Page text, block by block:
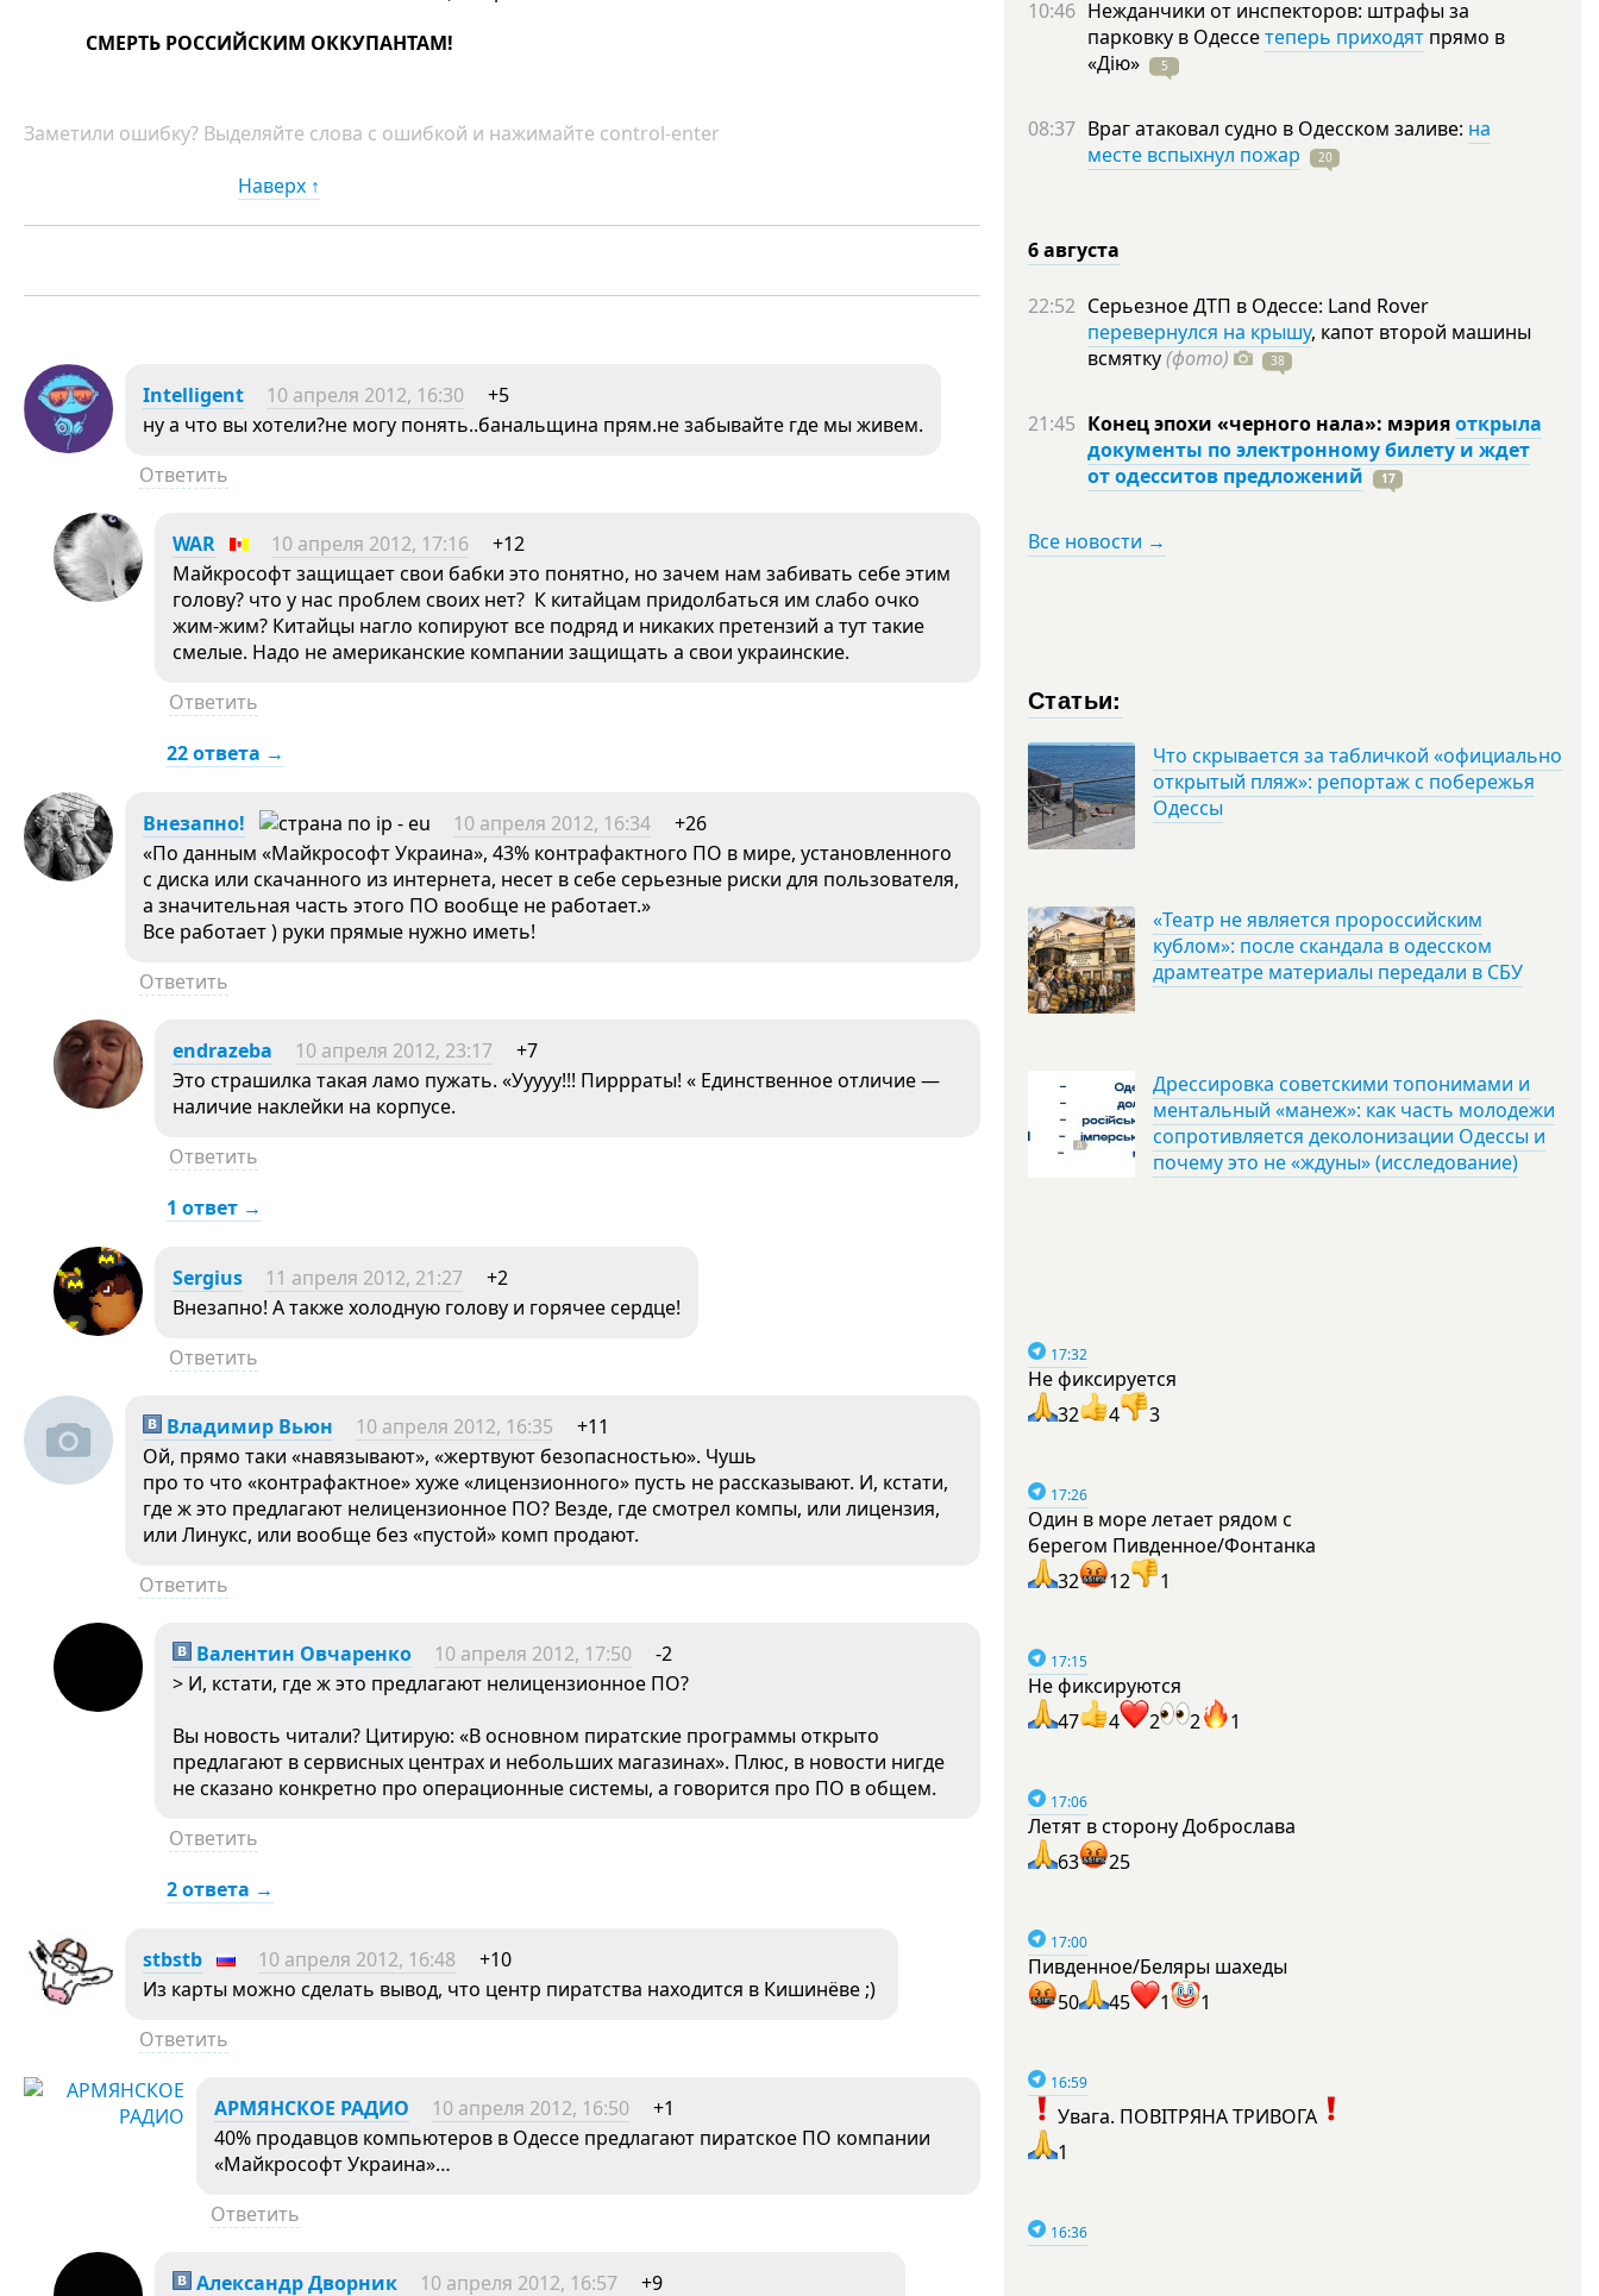
СМЕРТЬ РОССИЙСКИМ ОККУПАНТАМ!
Заметили ошибку? Выделяйте слова с ошибкой и нажимайте control-enter
Наверх ↑
Intelligent 10 апреля 2012, 16:30
+5
ну а что вы хотели?не могу понять..банальщина прям.не забывайте где мы живем.
Ответить
WAR 10 апреля 2012, 17:16
+12
Майкрософт защищает свои бабки это понятно, но зачем нам забивать себе этим
голову? что у нас проблем своих нет? К китайцам придолбаться им слабо очко
жим-жим? Китайцы нагло копируют все подряд и никаких претензий а тут такие
смелые. Надо не американские компании защищать а свои украинские.
Ответить
22 ответа →
Внезапно! 10 апреля 2012, 16:34
+26
«По данным «Майкрософт Украина», 43% контрафактного ПО в мире, установленного
с диска или скачанного из интернета, несет в себе серьезные риски для пользователя,
а значительная часть этого ПО вообще не работает.»
Все работает ) руки прямые нужно иметь!
Ответить
endrazeba 10 апреля 2012, 23:17
+7
Это страшилка такая ламо пужать. «Ууууу!!! Пиррраты! « Единственное отличие —
наличие наклейки на корпусе.
Ответить
1 ответ →
Sergius 11 апреля 2012, 21:27
+2
Внезапно! А также холодную голову и горячее сердце!
Ответить
Владимир Вьюн 10 апреля 2012, 16:35
+11
Ой, прямо таки «навязывают», «жертвуют безопасностью». Чушь
про то что «контрафактное» хуже «лицензионного» пусть не рассказывают. И, кстати,
где ж это предлагают нелицензионное ПО? Везде, где смотрел компы, или лицензия,
или Линукс, или вообще без «пустой» комп продают.
Ответить
Валентин Овчаренко 10 апреля 2012, 17:50
-2
> И, кстати, где ж это предлагают нелицензионное ПО?
Вы новость читали? Цитирую: «В основном пиратские программы открыто
предлагают в сервисных центрах и небольших магазинах». Плюс, в новости нигде
не сказано конкретно про операционные системы, а говорится про ПО в общем.
Ответить
2 ответа →
stbstb 10 апреля 2012, 16:48
+10
Из карты можно сделать вывод, что центр пиратства находится в Кишинёве ;)
Ответить
АРМЯНСКОЕ РАДИО 10 апреля 2012, 16:50
+1
40% продавцов компьютеров в Одессе предлагают пиратское ПО компании
«Майкрософт Украина»…
Ответить
Александр Дворник 10 апреля 2012, 16:57 +9
10:46 Нежданчики от инспекторов: штрафы за
парковку в Одессетеперь приходят прямо в
«Дію»
5
08:37 Враг атаковал судно в Одесском заливе: на
месте вспыхнул пожар
20
6 августа
22:52 Серьезное ДТП в Одессе: Land Rover
перевернулся на крышу, капот второй машины
всмятку(фото) 38
21:45 Конец эпохи «черного нала»: мэрияоткрыла
документы по электронному билету и ждет
от одесситов предложений
17
Все новости →
Статьи:
Что скрывается за табличкой «официально
открытый пляж»: репортаж с побережья
Одессы
«Театр не является пророссийским
кублом»: после скандала в одесском
драмтеатре материалы передали в СБУ
Дрессировка советскими топонимами и
ментальный «манеж»: как часть молодежи
сопротивляется деколонизации Одессы и
почему это не «ждуны» (исследование)
17:32
Не фиксируется
32
4 3
17:26
Один в море летает рядом с
берегом Пивденное/Фонтанка
32
12 1
17:15
Не фиксируются
47
4 2 2 1
17:06
Летят в сторону Доброслава
63
25
17:00
Пивденное/Беляры шахеды
50
45 1 1
16:59
Увага. ПОВІТРЯНА ТРИВОГА
1
16:36